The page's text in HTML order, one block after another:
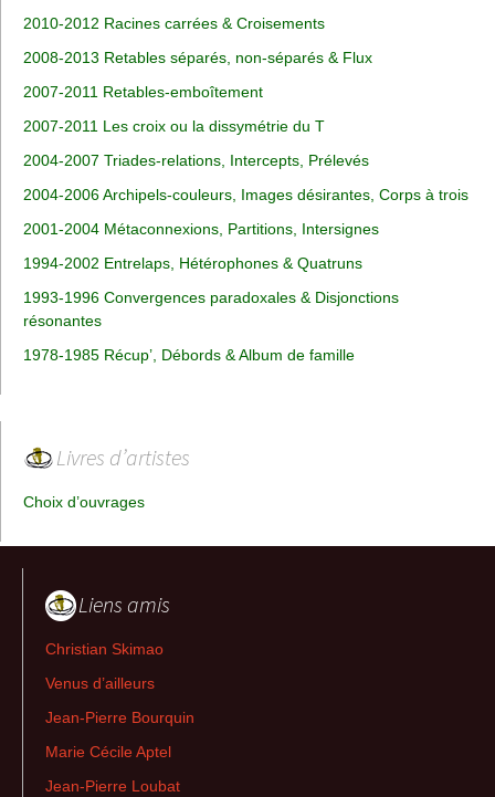
2010-2012 Racines carrées & Croisements
2008-2013 Retables séparés, non-séparés & Flux
2007-2011 Retables-emboîtement
2007-2011 Les croix ou la dissymétrie du T
2004-2007 Triades-relations, Intercepts, Prélevés
2004-2006 Archipels-couleurs, Images désirantes, Corps à trois
2001-2004 Métaconnexions, Partitions, Intersignes
1994-2002 Entrelaps, Hétérophones & Quatruns
1993-1996 Convergences paradoxales & Disjonctions
résonantes
1978-1985 Récup’, Débords & Album de famille
Livres d’artistes
Choix d’ouvrages
Liens amis
Christian Skimao
Venus d’ailleurs
Jean-Pierre Bourquin
Marie Cécile Aptel
Jean-Pierre Loubat